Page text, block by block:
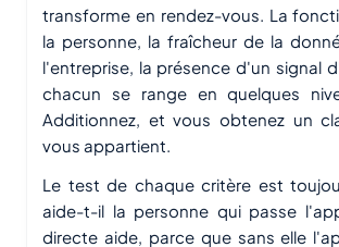
transforme en rendez-vous. La
la personne, la fraîcheur de la
l'entreprise, la présence d'un signal
chacun se range en quelques
Additionnez, et vous obtenez un
vous appartient.
Le test de chaque critère est
aide-t-il la personne qui passe
directe aide, parce que sans elle